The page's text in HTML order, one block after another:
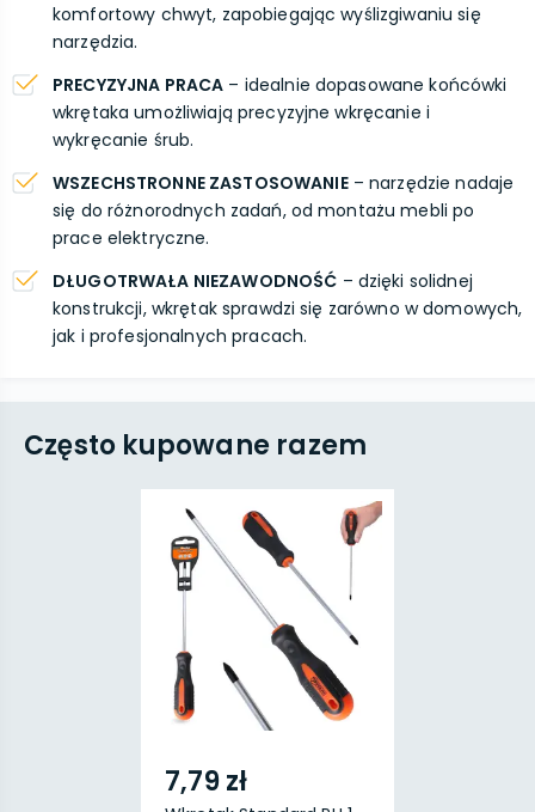
komfortowy chwyt, zapobiegając wyślizgiwaniu się
narzędzia.
PRECYZYJNA PRACA – idealnie dopasowane końcówki
wkrętaka umożliwiają precyzyjne wkręcanie i
wykręcanie śrub.
WSZECHSTRONNE ZASTOSOWANIE– narzędzie nadaje
się do różnorodnych zadań, od montażu mebli po
prace elektryczne.
DŁUGOTRWAŁA NIEZAWODNOŚĆ – dzięki solidnej
konstrukcji, wkrętak sprawdzi się zarówno w domowych,
jak i profesjonalnych pracach.
Często kupowane razem
7,79 zł